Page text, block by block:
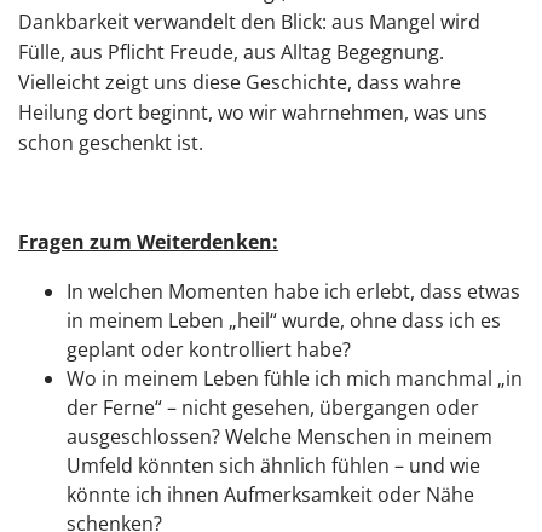
Dankbarkeit verwandelt den Blick: aus Mangel wird
Fülle, aus Pflicht Freude, aus Alltag Begegnung.
Vielleicht zeigt uns diese Geschichte, dass wahre
Heilung dort beginnt, wo wir wahrnehmen, was uns
schon geschenkt ist.
Fragen zum Weiterdenken:
In welchen Momenten habe ich erlebt, dass etwas
in meinem Leben „heil“ wurde, ohne dass ich es
geplant oder kontrolliert habe?
Wo in meinem Leben fühle ich mich manchmal „in
der Ferne“ – nicht gesehen, übergangen oder
ausgeschlossen? Welche Menschen in meinem
Umfeld könnten sich ähnlich fühlen – und wie
könnte ich ihnen Aufmerksamkeit oder Nähe
schenken?